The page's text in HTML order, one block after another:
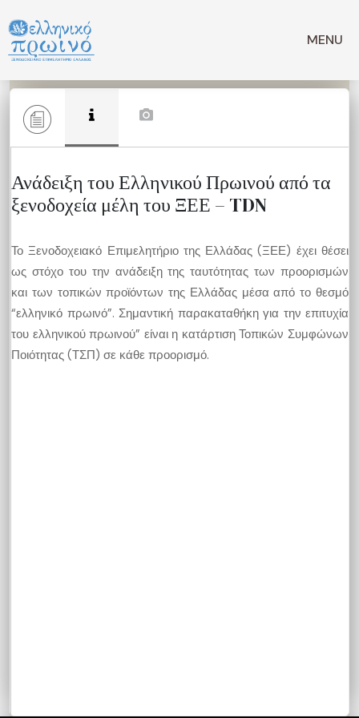
σε
περιεχόμενο
MENU
Ανάδειξη του Ελληνικού Πρωινού από τα
ξενοδοχεία μέλη του ΞΕΕ – TDN
Το Ξενοδοχειακό Επιμελητήριο της Ελλάδας (ΞΕΕ) έχει θέσει
ως στόχο του την ανάδειξη της ταυτότητας των προορισμών
και των τοπικών προϊόντων της Ελλάδας μέσα από το θεσμό
“ελληνικό πρωινό”. Σημαντική παρακαταθήκη για την επιτυχία
του ελληνικού πρωινού” είναι η κατάρτιση Τοπικών Συμφώνων
Ποιότητας (ΤΣΠ) σε κάθε προορισμό.